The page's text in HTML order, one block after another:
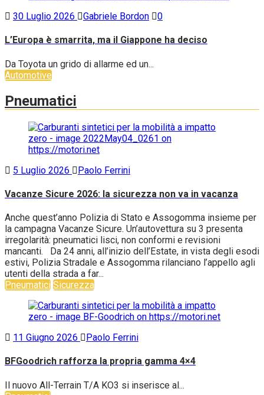
30 Luglio 2026 Gabriele Bordon 0
L’Europa è smarrita, ma il Giappone ha deciso
Da Toyota un grido di allarme ed un...
Automotive
Pneumatici
5 Luglio 2026 Paolo Ferrini
Vacanze Sicure 2026: la sicurezza non va in vacanza
Anche quest’anno Polizia di Stato e Assogomma insieme per
la campagna Vacanze Sicure. Un’autovettura su 3 presenta
irregolarità: pneumatici lisci, non conformi e revisioni
mancanti. Da 24 anni, all’inizio dell’Estate, in vista degli esodi
estivi, Polizia Stradale e Assogomma rilanciano l’appello agli
utenti della strada a far...
Pneumatici Sicurezza
11 Giugno 2026 Paolo Ferrini
BFGoodrich rafforza la propria gamma 4×4
Il nuovo All-Terrain T/A KO3 si inserisce al...